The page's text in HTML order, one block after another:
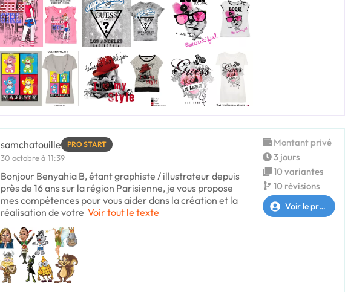
samchatouille PRO START
30 octobre à 11:39
Bonjour Benyahia B, étant graphiste / illustrateur depuis
près de 16 ans sur la région Parisienne, je vous propose
mes compétences pour vous aider dans la création et la
réalisation de votre Voir tout le texte
Montant privé
3 jours
10 variantes
10 révisions
Voir le profil